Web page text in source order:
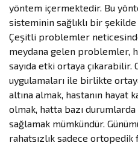
yöntem içermektedir. Bu
sisteminin sağlıklı bir
Çeşitli problemler
meydana gelen problemler,
sayıda etki ortaya
uygulamaları ile birlikte
altına almak, hastanın hayat
olmak, hatta bazı
sağlamak mümkündür.
rahatsızlık sadece